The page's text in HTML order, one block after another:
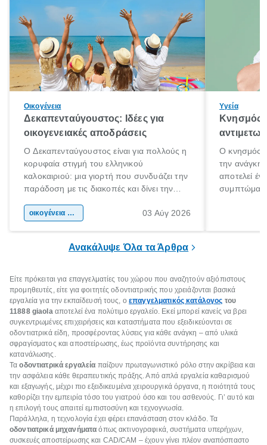
Οικογένεια
Δεκαπενταύγουστος: Ιδέες για
οικογενειακές αποδράσεις
Ο Δεκαπενταύγουστος είναι για πολλούς η
κορυφαία στιγμή του ελληνικού
καλοκαιριού: μια γιορτή που συνδυάζει την
παράδοση με τις διακοπές και δίνει την
χώρας. Είτε πρόκειται για λίγες μέρες
οικογένεια & παιδί 03 Αύγ 2026
Υγεία
Κνησμός:
Ο κνησμός
την ανάγκη
αποτελεί
Ανακάλυψε Όλα τα Άρθρα
Είτε πρόκειται για επαγγελματίες του χώρου που αναζητούν αξιόπιστους
προμηθευτές, είτε για φοιτητές οδοντιατρικής που χρειάζονται βασικά
εργαλεία για την εκπαίδευσή τους, οεπαγγελματικός κατάλογος του
11888 giaolaαποτελεί ένα πολύτιμο εργαλείο. Εκεί μπορεί κανείς να βρει
συγκεντρωμένες επιχειρήσεις και καταστήματα που εξειδικεύονται σε
οδοντιατρικά είδη, προσφέροντας λύσεις για κάθε ανάγκη – από υλικά
σφραγίσματος και αποστείρωσης, έως προϊόντα συντήρησης και
κατανάλωσης.
Ταοδοντιατρικά εργαλεία παίζουν πρωταγωνιστικό ρόλο στην ακρίβεια και
την ασφάλεια κάθε θεραπευτικής πράξης. Από απλά εργαλεία καθαρισμού
και εξαγωγής, μέχρι πιο εξειδικευμένα χειρουργικά όργανα, η ποιότητά τους
καθορίζει την εμπειρία τόσο του γιατρού όσο και του ασθενούς. Γι’ αυτό και
η επιλογή τους απαιτεί εμπιστοσύνη και τεχνογνωσία.
Παράλληλα, η τεχνολογία έχει φέρει επανάσταση στον κλάδο. Τα
οδοντιατρικά μηχανήματα όπως ακτινογραφικά, συστήματα υπερήχων,
συσκευές αποστείρωσης και CAD/CAM – έχουν γίνει πλέον αναπόσπαστο